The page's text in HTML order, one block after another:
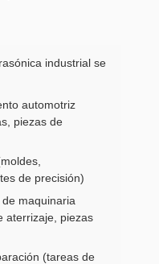
industrial se
automotriz
piezas de
de precisión)
maquinaria
aterrizaje, piezas
(tareas de